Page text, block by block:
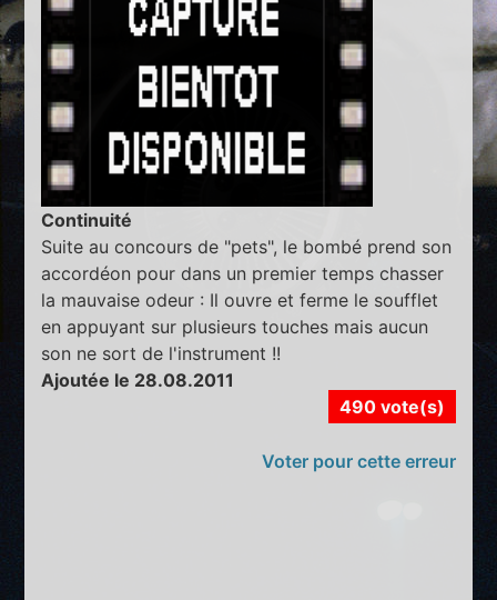
Continuité
Suite au concours de "pets", le bombé prend son
accordéon pour dans un premier temps chasser
la mauvaise odeur : Il ouvre et ferme le soufflet
en appuyant sur plusieurs touches mais aucun
son ne sort de l'instrument !!
Ajoutée le 28.08.2011
490 vote(s)
Voter pour cette erreur